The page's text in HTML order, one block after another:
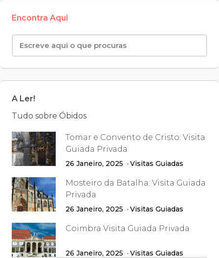
Encontra Aqui
A Ler!
Tudo sobre Óbidos
Tomar e Convento de Cristo: Visita
Guiada Privada
26 Janeiro, 2025 Visitas Guiadas
Mosteiro da Batalha: Visita Guiada
Privada
26 Janeiro, 2025 Visitas Guiadas
Coimbra Visita Guiada Privada
26 Janeiro, 2025
Visitas Guiadas